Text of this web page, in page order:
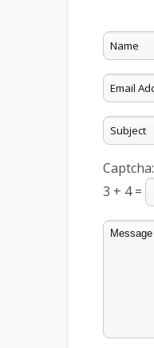
Captcha:
3 + 4 =